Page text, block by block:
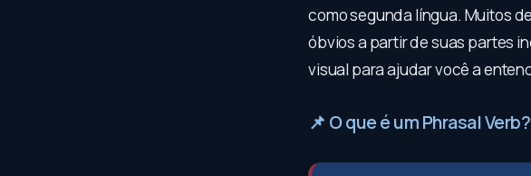
como segunda língua. Muitos
óbvios a partir de suas partes
visual para ajudar você a
📌 O que é um Phrasal Verb?